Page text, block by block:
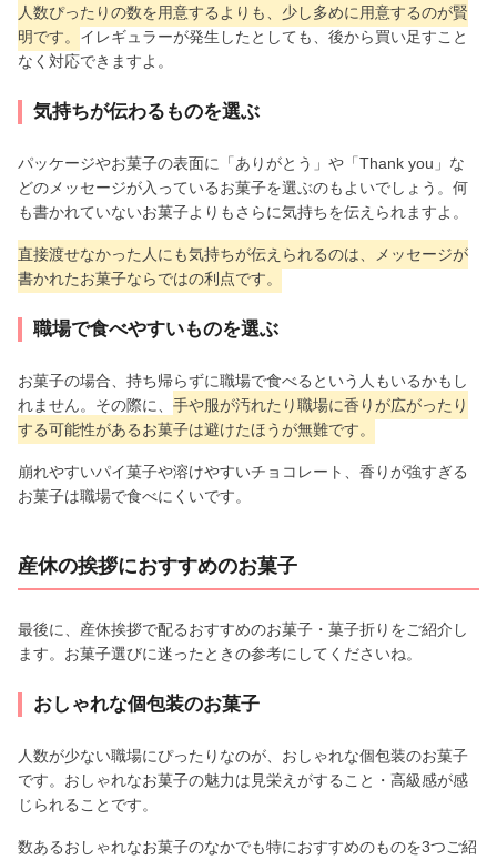
人数ぴったりの数を用意するよりも、少し多めに用意するのが賢
明です。 イレギュラーが発生したとしても、後から買い足すこと
なく対応できますよ。
気持ちが伝わるものを選ぶ
パッケージやお菓子の表面に「ありがとう」や「Thank you」な
どのメッセージが入っているお菓子を選ぶのもよいでしょう。何
も書かれていないお菓子よりもさらに気持ちを伝えられますよ。
直接渡せなかった人にも気持ちが伝えられるのは、メッセージが
書かれたお菓子ならではの利点です。
職場で食べやすいものを選ぶ
お菓子の場合、持ち帰らずに職場で食べるという人もいるかもし
れません。その際に、 手や服が汚れたり職場に香りが広がったり
する可能性があるお菓子は避けたほうが無難です。
崩れやすいパイ菓子や溶けやすいチョコレート、香りが強すぎる
お菓子は職場で食べにくいです。
産休の挨拶におすすめのお菓子
最後に、産休挨拶で配るおすすめのお菓子・菓子折りをご紹介し
ます。お菓子選びに迷ったときの参考にしてくださいね。
おしゃれな個包装のお菓子
人数が少ない職場にぴったりなのが、おしゃれな個包装のお菓子
です。おしゃれなお菓子の魅力は見栄えがすること・高級感が感
じられることです。
数あるおしゃれなお菓子のなかでも特におすすめのものを3つご紹